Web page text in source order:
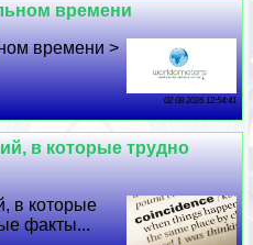
времени
времени >
02 08 2026 12:54:41
в которые трудно
в которые
факты...